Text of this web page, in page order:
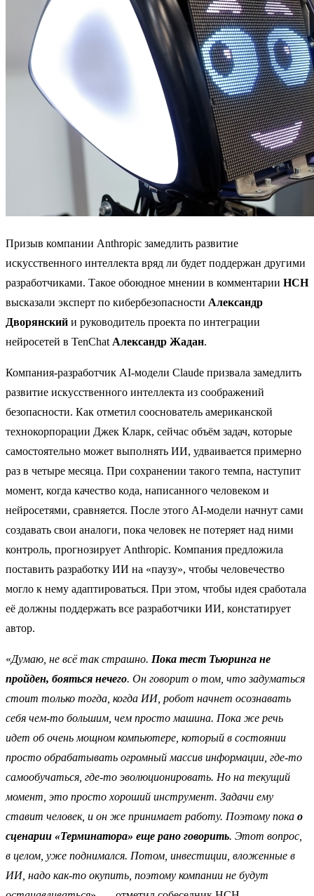
Призыв компании Anthropic замедлить развитие
искусственного интеллекта вряд ли будет поддержан другими
разработчиками. Такое обоюдное мнении в комментарии НСН
высказали эксперт по кибербезопасности Александр
Дворянский и руководитель проекта по интеграции
нейросетей в TenChat Александр Жадан.
Компания-разработчик AI-модели Claude призвала замедлить
развитие искусственного интеллекта из соображений
безопасности. Как отметил сооснователь американской
технокорпорации Джек Кларк, сейчас объём задач, которые
самостоятельно может выполнять ИИ, удваивается примерно
раз в четыре месяца. При сохранении такого темпа, наступит
момент, когда качество кода, написанного человеком и
нейросетями, сравняется. После этого AI-модели начнут сами
создавать свои аналоги, пока человек не потеряет над ними
контроль, прогнозирует Anthropic. Компания предложила
поставить разработку ИИ на «паузу», чтобы человечество
могло к нему адаптироваться. При этом, чтобы идея сработала
её должны поддержать все разработчики ИИ, констатирует
автор.
«Думаю, не всё так страшно. Пока тест Тьюринга не
пройден, бояться нечего. Он говорит о том, что задуматься
стоит только тогда, когда ИИ, робот начнет осознавать
себя чем-то большим, чем просто машина. Пока же речь
идет об очень мощном компьютере, который в состоянии
просто обрабатывать огромный массив информации, где-то
самообучаться, где-то эволюционировать. Но на текущий
момент, это просто хороший инструмент. Задачи ему
ставит человек, и он же принимает работу. Поэтому пока о
сценарии «Терминатора» еще рано говорить. Этот вопрос,
в целом, уже поднимался. Потом, инвестиции, вложенные в
ИИ, надо как-то окупить, поэтому компании не будут